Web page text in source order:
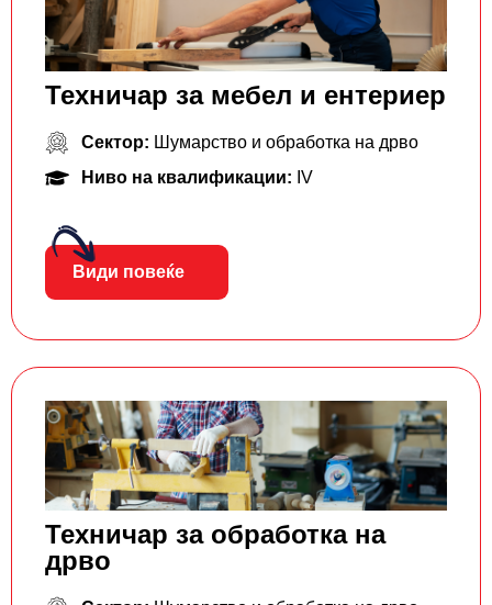
Техничар за мебел и ентериер
Сектор: Шумарство и обработка на дрво
Ниво на квалификации: IV
Види повеќе
Техничар за обработка на
дрво